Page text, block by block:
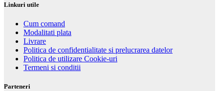
Linkuri utile
Cum comand
Modalitati plata
Livrare
Politica de confidentialitate si prelucrarea datelor
Politica de utilizare Cookie-uri
Termeni si conditii
Parteneri